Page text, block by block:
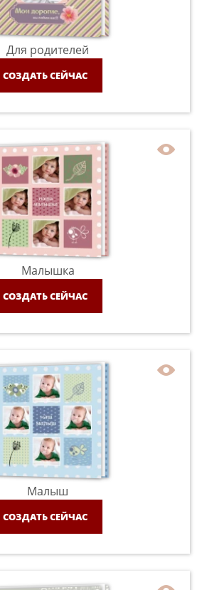
Для родителей
СОЗДАТЬ СЕЙЧАС
Малышка
СОЗДАТЬ СЕЙЧАС
Малыш
СОЗДАТЬ СЕЙЧАС